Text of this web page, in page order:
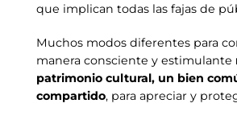
que implican todas las fajas de
Muchos modos diferentes para
manera consciente y estimulante
patrimonio cultural, un bien
compartido, para apreciar y